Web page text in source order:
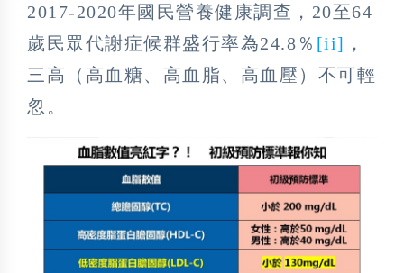
2017-2020年國民營養健康調查，20至64
歲民眾代謝症候群盛行率為24.8％ [ii] ，
三高（高血糖、高血脂、高血壓）不可輕
忽。